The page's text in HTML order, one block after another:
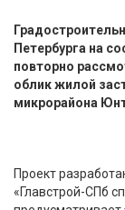
Петербурга на
повторно
облик жилой
микрорайона
Проект
«Главстрой-СПб